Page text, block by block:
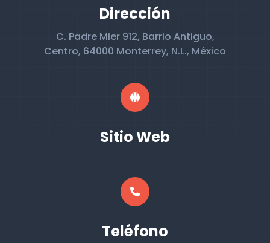
Dirección
C. Padre Mier 912, Barrio Antiguo,
Centro, 64000 Monterrey, N.L., México
Sitio Web
Teléfono